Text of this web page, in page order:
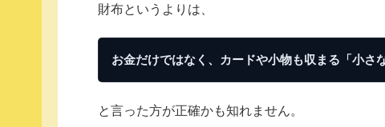
財布というよりは、
お金だけではなく、カードや小物も収まる「小さ
と言った方が正確かも知れません。